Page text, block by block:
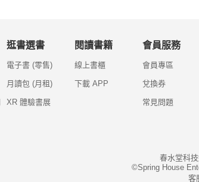
逛書選書
電子書 (零售)
月讀包 (月租)
XR 體驗書展
閱讀書籍
線上書櫃
下載 APP
會員服務
會員專區
兌換券
常見問題
春水堂科
©Spring House
客